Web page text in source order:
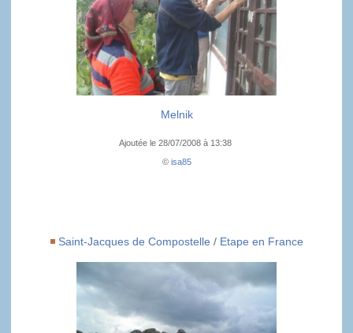
Melnik
Ajoutée le 28/07/2008 à 13:38
© isa85
Saint-Jacques de Compostelle / Etape en France